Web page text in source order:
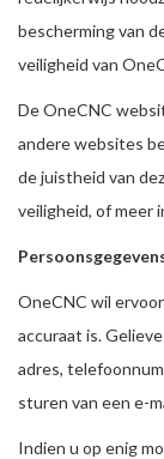
bescherming van
veiligheid van
De OneCNC
andere websites
de juistheid van
veiligheid, of meer
OneCNC wil
accuraat is.
adres,
sturen van een e-
Indien u op enig